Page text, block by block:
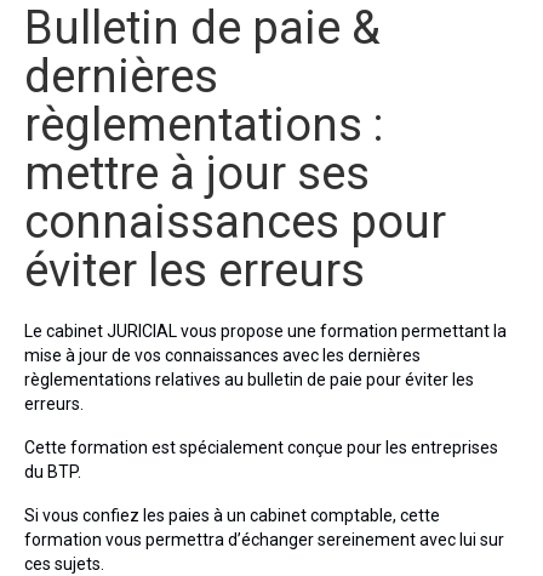
Droit de la Construction
Droit Pénal du Travail et des Affaires
Droit Rural et de l’Environnement
Droit Public
Nos formations
Formations Spécial BTP
l’urbanisme
Formations Droit social / Droit de la sécurité
sociale
Formations Droit fiscal
Formations Marchés publics
Nos audits
Bulletin de paie &
dernières
règlementations :
mettre à jour ses
connaissances pour
éviter les erreurs
Le cabinet JURICIAL vous propose une formation permettant la
mise à jour de vos connaissances avec les dernières
règlementations relatives au bulletin de paie pour éviter les
erreurs.
Cette formation est spécialement conçue pour les entreprises
du BTP.
Si vous confiez les paies à un cabinet comptable, cette
formation vous permettra d’échanger sereinement avec lui sur
ces sujets.